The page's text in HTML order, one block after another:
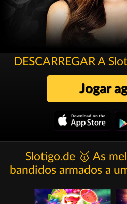
DESCARREGAR A
Jogar
Slotigo.de 🥇 As
bandidos armados a